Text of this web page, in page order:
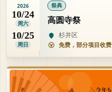
2026
10/24
周六
10/25
周日
祭典
高圆寺祭
杉并区
免费，部分项目收费